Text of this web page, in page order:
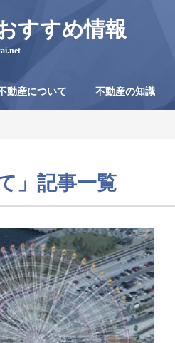
すすめ情報
動産について 不動産の知識
」記事一覧